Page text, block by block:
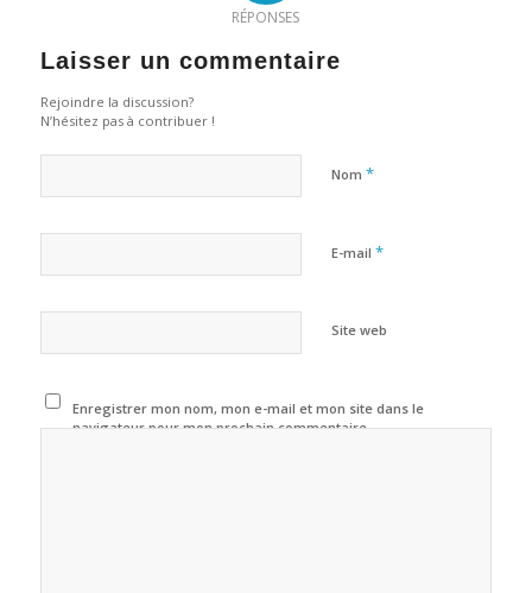
RÉPONSES
Laisser un commentaire
Rejoindre la discussion?
N’hésitez pas à contribuer !
Nom *
E-mail *
Site web
Enregistrer mon nom, mon e-mail et mon site dans le
navigateur pour mon prochain commentaire.